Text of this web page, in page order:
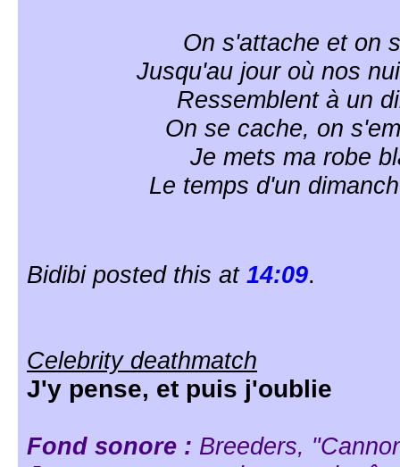
On s'attache et on
Jusqu'au jour où nos
Ressemblent à un
On se cache, on
Je mets ma robe
Le temps d'un
Bidibi posted this at 14:09.
Celebrity deathmatch
J'y pense, et puis j'oublie
Fond sonore : Breeders,